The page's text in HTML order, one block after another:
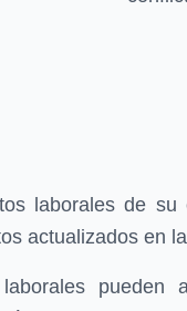
laborales de
actualizados en
pueden